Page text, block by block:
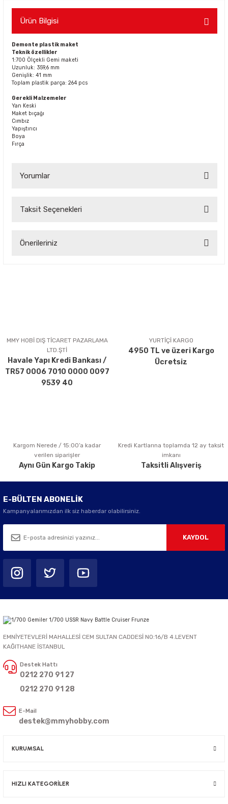
Ürün Bilgisi
Demonte plastik maket
Teknik özellikler
1:700 Ölçekli Gemi maketi
Uzunluk: 359,6 mm
Genişlik: 41 mm
Toplam plastik parça: 264 pcs
Gerekli Malzemeler
Yan Keski
Maket bıçağı
Cımbız
Yapıştırıcı
Boya
Fırça
Yorumlar
Taksit Seçenekleri
Önerileriniz
Ürün açıklamasında eksik bilgiler bulunuyor.
Ürün bilgilerinde hatalar bulunuyor.
Ürün fiyatı diğer sitelerden daha pahalı.
Bu ürüne benzer farklı alternatifler olmalı.
Gönder
MMY HOBİ DIŞ TİCARET PAZARLAMA
LTD.ŞTİ
Havale Yapı Kredi Bankası /
TR57 0006 7010 0000 0097
9539 40
YURTİÇİ KARGO
4950 TL ve üzeri Kargo
Ücretsiz
Kargom Nerede / 15:00’a kadar
verilen siparişler
Aynı Gün Kargo Takip
Kredi Kartlarına toplamda 12 ay taksit
imkanı
Taksitli Alışveriş
E-BÜLTEN ABONELİK
Kampanyalarımızdan ilk siz haberdar olabilirsiniz.
KAYDOL
EMNİYETEVLERİ MAHALLESİ CEM SULTAN CADDESİ NO:16/B 4.LEVENT
KAĞITHANE İSTANBUL
Destek Hattı
0212 270 91 27
0212 270 91 28
E-Mail
destek@mmyhobby.com
KURUMSAL
HIZLI KATEGORİLER